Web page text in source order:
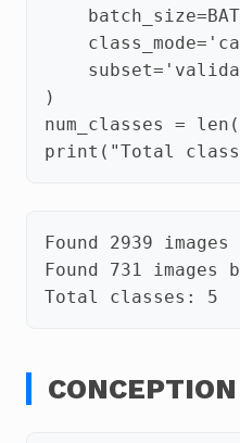
batch_size=
class_mode=
subset=
)
num_classes
= len (
print ( "Total